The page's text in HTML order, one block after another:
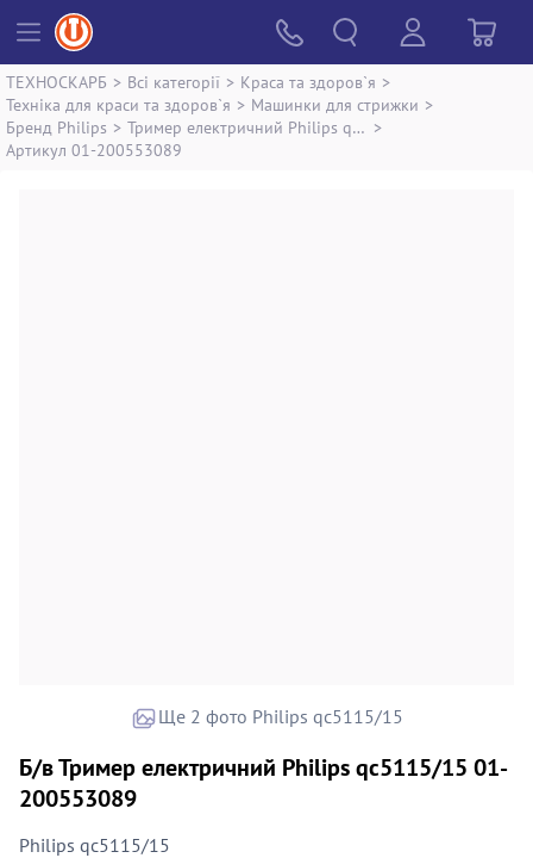
ТЕХНОСКАРБ > Всі категорії > Краса та здоров`я >
Техніка для краси та здоров`я > Машинки для стрижки >
Бренд Philips > Тример електричний Philips qc5115/15 >
Артикул 01-200553089
Ще 2 фото Philips qc5115/15
Б/в Тример електричний Philips qc5115/15 01-
200553089
Philips qc5115/15